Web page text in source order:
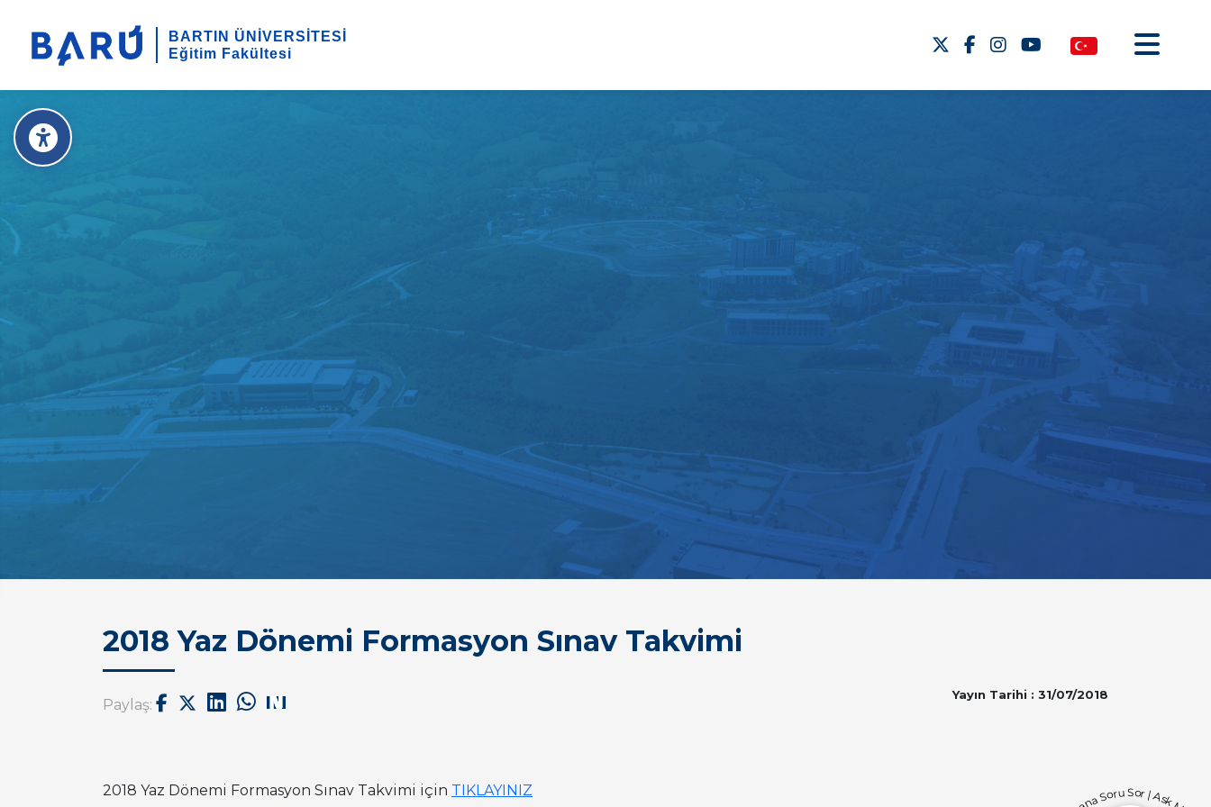
BARTIN ÜNİVERSİTESİ
Eğitim Fakültesi
2018 Yaz Dönemi Formasyon Sınav Takvimi
Paylaş:
Yayın Tarihi : 31/07/2018
2018 Yaz Dönemi Formasyon Sınav Takvimi için TIKLAYINIZ